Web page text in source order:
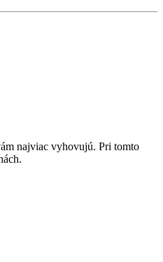
najviac vyhovujú. Pri tomto